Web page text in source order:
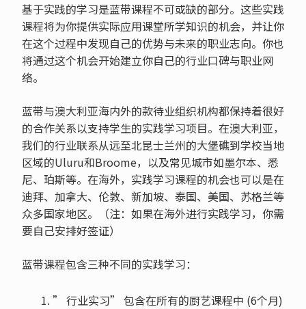
基于实践的学习是蓝带课程不可或缺的部分。这些实践
课程将为你提供实际应用课堂所学知识的机会，并让你
在这个过程中发现自己的优势与未来的职业志向。你也
将通过这个机会开始建立你自己的行业口碑与职业网
络。
蓝带与澳大利亚海内外的款待业组织机构都保持着很好
的合作关系以支持学生的实践学习项目。在澳大利亚，
我们的行业联系从远至北昆士兰州的大堡礁到学校当地
区域的Uluru和Broome，以及常见城市如墨尔本、悉
尼、珀斯等。在海外，实践学习课程的机会也可以是在
迪拜、加拿大、伦敦、新加坡、泰国、美国、苏格兰等
众多国家地区。（注：如果在海外进行实践学习，你需
要自己安排好签证）
蓝带课程包含三种不同的实践学习：
” 行业实习” 包含在所有的厨艺课程中 (6个月)